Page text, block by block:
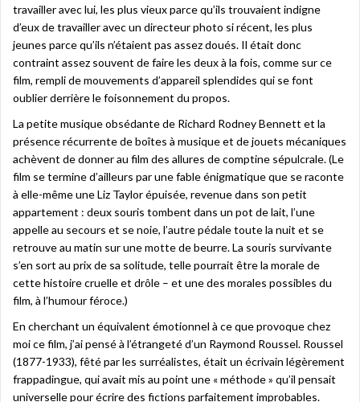
travailler avec lui, les plus vieux parce qu’ils trouvaient indigne
d’eux de travailler avec un directeur photo si récent, les plus
jeunes parce qu’ils n’étaient pas assez doués. Il était donc
contraint assez souvent de faire les deux à la fois, comme sur ce
film, rempli de mouvements d’appareil splendides qui se font
oublier derrière le foisonnement du propos.
La petite musique obsédante de Richard Rodney Bennett et la
présence récurrente de boîtes à musique et de jouets mécaniques
achèvent de donner au film des allures de comptine sépulcrale. (Le
film se termine d’ailleurs par une fable énigmatique que se raconte
à elle-même une Liz Taylor épuisée, revenue dans son petit
appartement : deux souris tombent dans un pot de lait, l’une
appelle au secours et se noie, l’autre pédale toute la nuit et se
retrouve au matin sur une motte de beurre. La souris survivante
s’en sort au prix de sa solitude, telle pourrait être la morale de
cette histoire cruelle et drôle – et une des morales possibles du
film, à l’humour féroce.)
En cherchant un équivalent émotionnel à ce que provoque chez
moi ce film, j’ai pensé à l’étrangeté d’un Raymond Roussel. Roussel
(1877-1933), fêté par les surréalistes, était un écrivain légèrement
frappadingue, qui avait mis au point une « méthode » qu’il pensait
universelle pour écrire des fictions parfaitement improbables.